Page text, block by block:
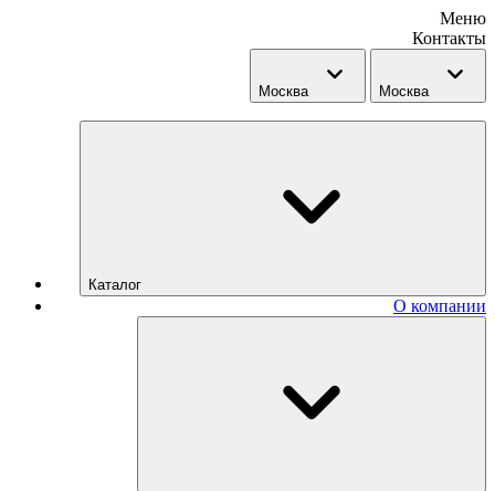
Меню
Контакты
Москва Москва
Каталог
О компании